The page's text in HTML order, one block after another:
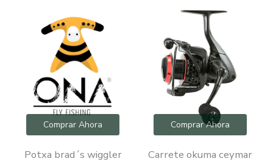
Comprar Ahora
Potxa brad´s wiggler
Comprar Ahora
Carrete okuma ceymar